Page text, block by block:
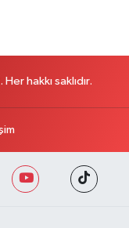
hakkı saklıdır.